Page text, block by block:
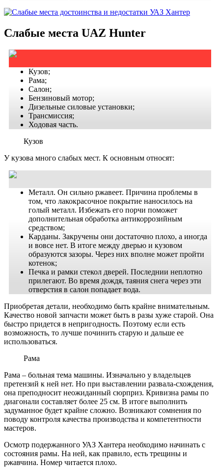
Слабые места UAZ Hunter
Кузов;
Рама;
Салон;
Бензиновый мотор;
Дизельные силовые установки;
Трансмиссия;
Ходовая часть.
Кузов
У кузова много слабых мест. К основным относят:
Металл. Он сильно ржавеет. Причина проблемы в
том, что лакокрасочное покрытие наносилось на
голый металл. Избежать его порчи поможет
дополнительная обработка антикоррозийным
средством;
Карданы. Закручены они достаточно плохо, а иногда
и вовсе нет. В итоге между дверью и кузовом
образуются зазоры. Через них вполне может пройти
котенок;
Печка и рамки стекол дверей. Последнии неплотно
прилегают. Во время дождя, таяния снега через эти
отверстия в салон попадает вода.
Приобретая детали, необходимо быть крайне внимательным.
Качество новой запчасти может быть в разы хуже старой. Она
быстро придется в непригодность. Поэтому если есть
возможность, то лучше починить старую и дальше ее
использоваться.
Рама
Рама – больная тема машины. Изначально у владельцев
претензий к ней нет. Но при выставлении развала-схождения,
она преподносит неожиданный сюрприз. Кривизна рамы по
диагонали составляет более 25 см. В итоге выполнить
задуманное будет крайне сложно. Возникают сомнения по
поводу контроля качества производства и компетентности
мастеров.
Осмотр подержанного УАЗ Хантера необходимо начинать с
состояния рамы. На ней, как правило, есть трещины и
ржавчина. Номер читается плохо.